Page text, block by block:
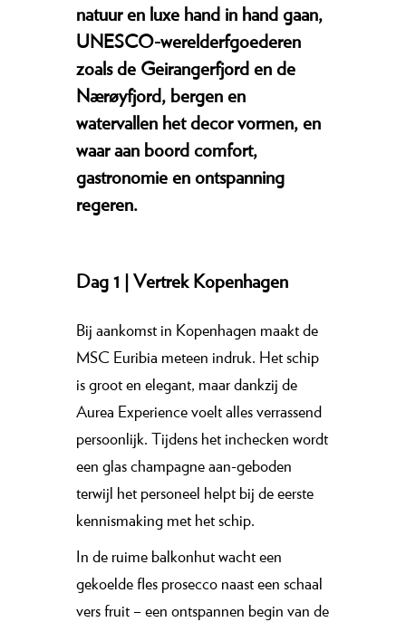
natuur en luxe hand in hand gaan,
UNESCO-werelderfgoederen
zoals de Geirangerfjord en de
Nærøyfjord, bergen en
watervallen het decor vormen, en
waar aan boord comfort,
gastronomie en ontspanning
regeren.
Dag 1 | Vertrek Kopenhagen
Bij aankomst in Kopenhagen maakt de
MSC Euribia meteen indruk. Het schip
is groot en elegant, maar dankzij de
Aurea Experience voelt alles verrassend
persoonlijk. Tijdens het inchecken wordt
een glas champagne aan-geboden
terwijl het personeel helpt bij de eerste
kennismaking met het schip.
In de ruime balkonhut wacht een
gekoelde fles prosecco naast een schaal
vers fruit – een ontspannen begin van de